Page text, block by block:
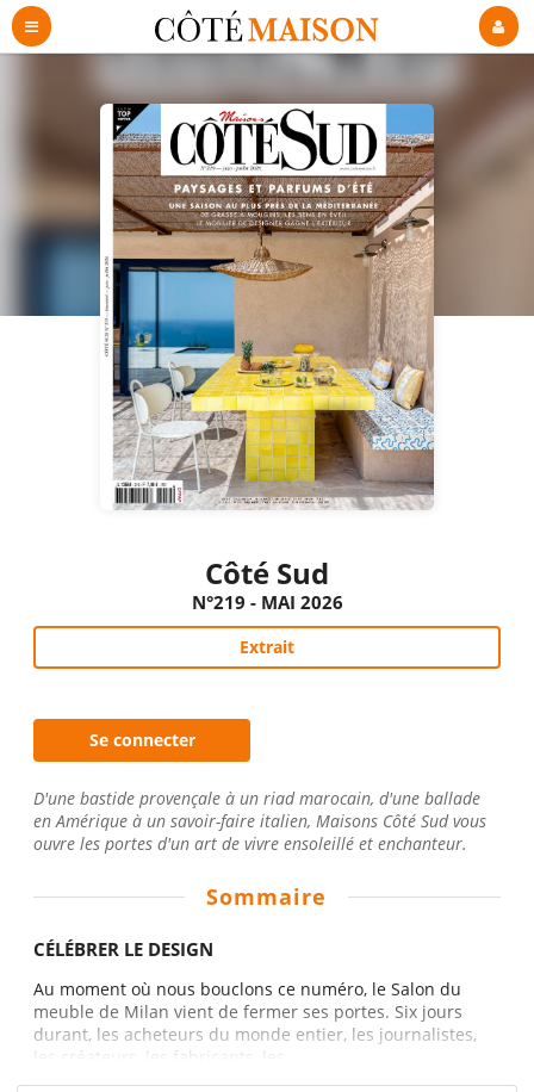
Côté Sud
N°219 - MAI 2026
Extrait
Se connecter
D'une bastide provençale à un riad marocain, d'une ballade
en Amérique à un savoir-faire italien, Maisons Côté Sud vous
ouvre les portes d'un art de vivre ensoleillé et enchanteur.
Sommaire
CÉLÉBRER LE DESIGN
Au moment où nous bouclons ce numéro, le Salon du
meuble de Milan vient de fermer ses portes. Six jours
durant, les acheteurs du monde entier, les journalistes,
les créateurs, les fabricants, les...